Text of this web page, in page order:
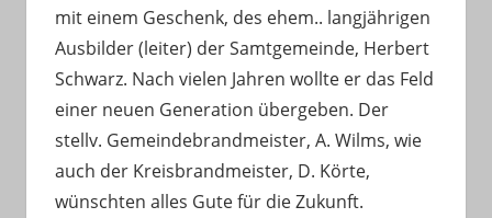
mit einem Geschenk, des ehem.. langjährigen
Ausbilder (leiter) der Samtgemeinde, Herbert
Schwarz. Nach vielen Jahren wollte er das Feld
einer neuen Generation übergeben. Der
stellv. Gemeindebrandmeister, A. Wilms, wie
auch der Kreisbrandmeister, D. Körte,
wünschten alles Gute für die Zukunft.